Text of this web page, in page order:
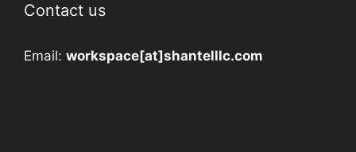
Contact us
Email: workspace[at]shantelllc.com